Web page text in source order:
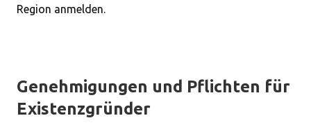
Region anmelden.
Genehmigungen und Pflichten für
Existenzgründer